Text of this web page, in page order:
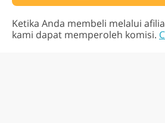
Ketika Anda membeli melalui
kami dapat memperoleh komisi.